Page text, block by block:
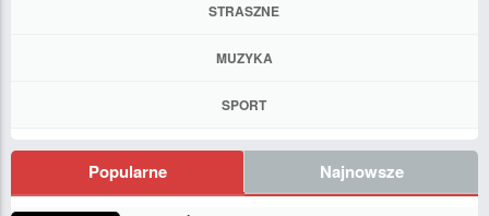
STRASZNE
MUZYKA
SPORT
Popularne Najnowsze